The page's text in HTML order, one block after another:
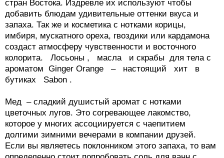
стран Востока. Издревле их используют чтобы
добавить блюдам удивительные оттенки вкуса и
запаха. Так же и косметика с нотками корицы,
имбиря, мускатного ореха, гвоздики или кардамона
создаст атмосферу чувственности и восточного
колорита. Лосьоны , масла и скрабы для тела с
ароматом Ginger Orange – настоящий хит в
бутиках Sabon .
Мед – сладкий душистый аромат с нотками
цветочных лугов. Это согревающее лакомство,
которое у многих ассоциируется с чаепитием
долгими зимними вечерами в компании друзей.
Если вы являетесь поклонником этого запаха, то вам